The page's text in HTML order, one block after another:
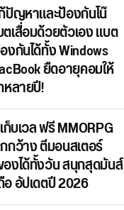
ปัญหาและป้องกันโน๊
เสื่อมด้วยตัวเอง แบต
งกันได้ทั้ง Windows
ยืดอายุคอมให้
หลายปี!
ก็บเวล ฟรี MMORPG
กว้าง ตีมอนสเตอร์
งได้ทั้งวัน สนุกสุดมันส์
อัปเดตปี 2026